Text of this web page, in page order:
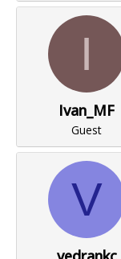
I
Ivan_MF
Guest
V